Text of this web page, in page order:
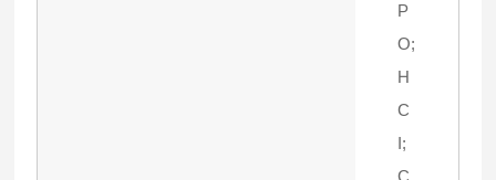
P
O;
H
C
I;
C